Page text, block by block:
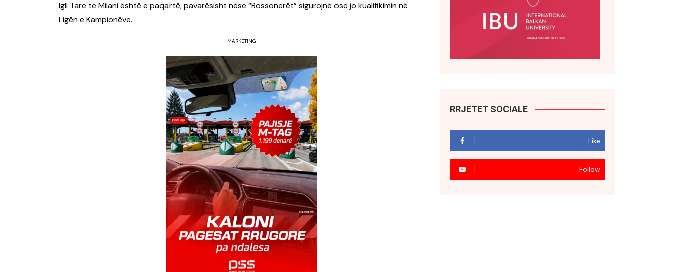
Igli Tare te Milani është e paqartë, pavarësisht nëse “Rossonerët” sigurojnë ose jo kualifikimin në
Ligën e Kampionëve.
MARKETING
RRJETET SOCIALE
Like
Follow